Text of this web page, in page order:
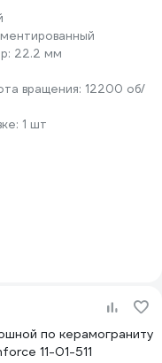
22.2 мм
вращения: 12200 об/
1 шт
по керамограниту
11-01-511